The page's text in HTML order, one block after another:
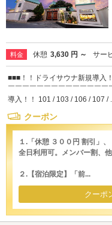
料金 休憩 3,630 円 ～ サー
■■■！！ドライサウナ新規導入
￣￣￣￣￣￣￣￣￣￣￣￣￣
導入！！ 101 / 103 / 106 / 107 /
クーポン
１.「休憩 ３００円 割引」、
全日利用可。メンバー割、
２.【宿泊限定】「前...
クーポ